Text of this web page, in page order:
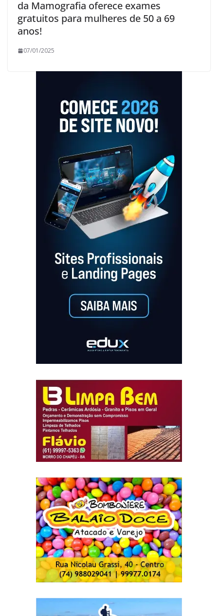
da Mamografia oferece exames
gratuitos para mulheres de 50 a 69
anos!
07/01/2025